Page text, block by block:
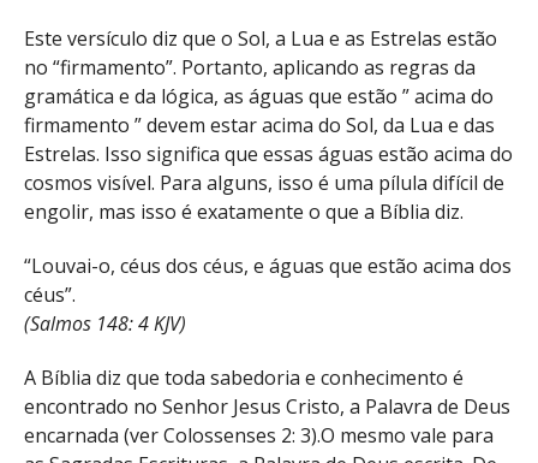
Este versículo diz que o Sol, a Lua e as Estrelas estão
no “firmamento”. Portanto, aplicando as regras da
gramática e da lógica, as águas que estão ” acima do
firmamento ” devem estar acima do Sol, da Lua e das
Estrelas. Isso significa que essas águas estão acima do
cosmos visível. Para alguns, isso é uma pílula difícil de
engolir, mas isso é exatamente o que a Bíblia diz.
“Louvai-o, céus dos céus, e águas que estão acima dos
céus”.
(Salmos 148: 4 KJV)
A Bíblia diz que toda sabedoria e conhecimento é
encontrado no Senhor Jesus Cristo, a Palavra de Deus
encarnada (ver Colossenses 2: 3).O mesmo vale para